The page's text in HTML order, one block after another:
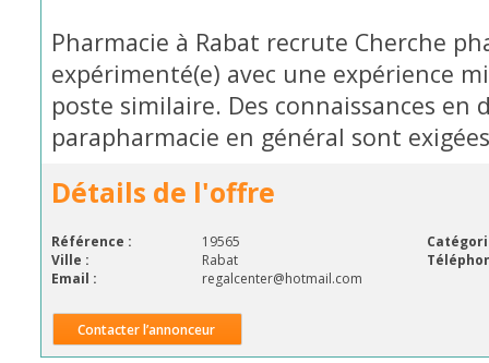
Pharmacie à Rabat recrute Cherche
expérimenté(e) avec une expérience
poste similaire. Des connaissances en
parapharmacie en général sont
Détails de l'offre
Référence : 19565
Ville :
Rabat
Email :
regalcenter@hotmail.com
Contacter l’annonceur